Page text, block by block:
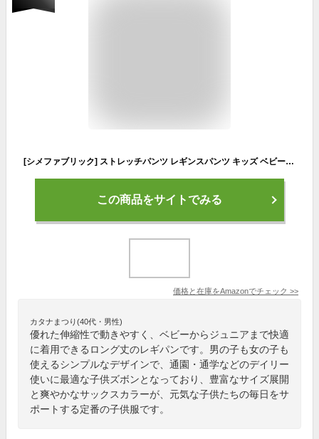
[シメファブリック] ストレッチパンツ レギンスパンツ キッズ ベビー レギパン ジュニア 長ズボン ロングパンツ 男の子 女の子 子供ズボン 子供服 110cm DV-1【20-2】 SAX
この商品をサイトでみる
価格と在庫をAmazonでチェック >>
カタナまつり(40代・男性)
優れた伸縮性で動きやすく、ベビーからジュニアまで快適
に着用できるロング丈のレギパンです。男の子も女の子も
使えるシンプルなデザインで、通園・通学などのデイリー
使いに最適な子供ズボンとなっており、豊富なサイズ展開
と爽やかなサックスカラーが、元気な子供たちの毎日をサ
ポートする定番の子供服です。